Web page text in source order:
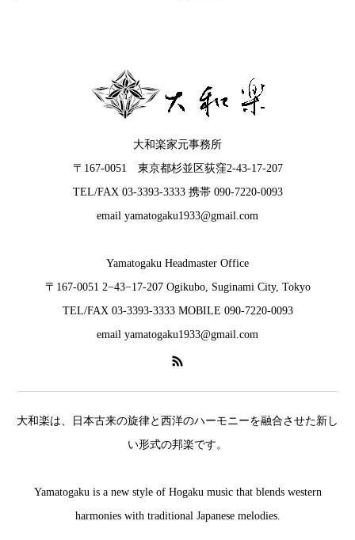
大和楽家元事務所
〒167-0051 東京都杉並区荻窪2-43-17-207
TEL/FAX 03-3393-3333 携帯 090-7220-0093
email yamatogaku1933@gmail.com
Yamatogaku Headmaster Office
〒167-0051 2−43−17-207 Ogikubo, Suginami City, Tokyo
TEL/FAX 03-3393-3333 MOBILE 090-7220-0093
email yamatogaku1933@gmail.com
大和楽は、日本古来の旋律と西洋のハーモニーを融合させた新し
い形式の邦楽です。
Yamatogaku is a new style of Hogaku music that blends western
harmonies with traditional Japanese melodies.